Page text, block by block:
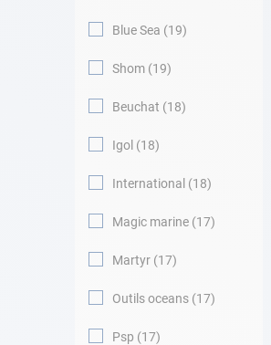
Blue Sea 19
Shom 19
Beuchat 18
Igol 18
International 18
Magic marine 17
Martyr 17
Outils oceans 17
Psp 17